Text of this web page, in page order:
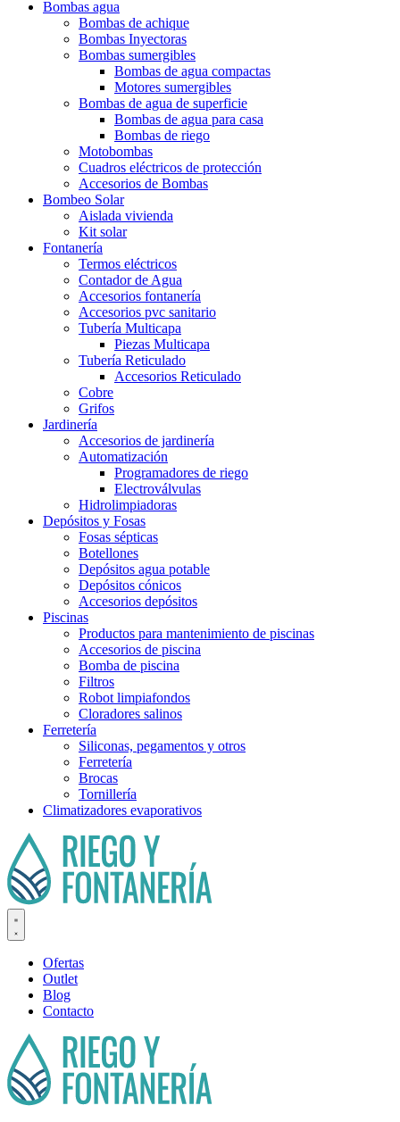
Bombas agua
Bombas de achique
Bombas Inyectoras
Bombas sumergibles
Bombas de agua compactas
Motores sumergibles
Bombas de agua de superficie
Bombas de agua para casa
Bombas de riego
Motobombas
Cuadros eléctricos de protección
Accesorios de Bombas
Bombeo Solar
Aislada vivienda
Kit solar
Fontanería
Termos eléctricos
Contador de Agua
Accesorios fontanería
Accesorios pvc sanitario
Tubería Multicapa
Piezas Multicapa
Tubería Reticulado
Accesorios Reticulado
Cobre
Grifos
Jardinería
Accesorios de jardinería
Automatización
Programadores de riego
Electroválvulas
Hidrolimpiadoras
Depósitos y Fosas
Fosas sépticas
Botellones
Depósitos agua potable
Depósitos cónicos
Accesorios depósitos
Piscinas
Productos para mantenimiento de piscinas
Accesorios de piscina
Bomba de piscina
Filtros
Robot limpiafondos
Cloradores salinos
Ferretería
Siliconas, pegamentos y otros
Ferretería
Brocas
Tornillería
Climatizadores evaporativos
Ofertas
Outlet
Blog
Contacto